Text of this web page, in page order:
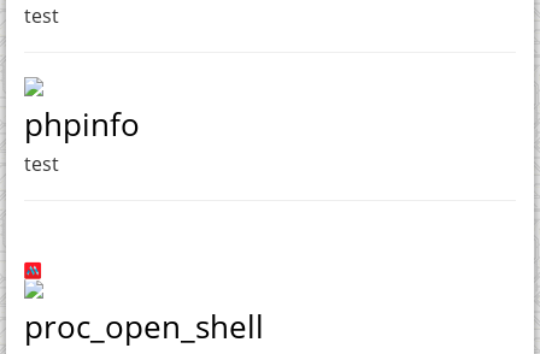
test
phpinfo
test
proc_open_shell